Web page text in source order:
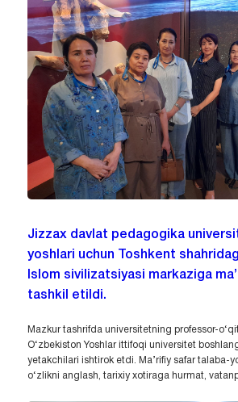
Jizzax davlat pedagogika
yoshlari uchun Toshkent
Islom sivilizatsiyasi markaziga
tashkil etildi.
Mazkur tashrifda universitetning professor-
O‘zbekiston Yoshlar ittifoqi universitet
yetakchilari ishtirok etdi. Ma’rifiy safar talaba-
o‘zlikni anglash, tarixiy xotiraga hurmat,